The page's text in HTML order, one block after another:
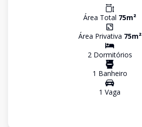
Área Total 75m²
Área Privativa 75m²
2Dormitórios
1 Banheiro
1 Vaga